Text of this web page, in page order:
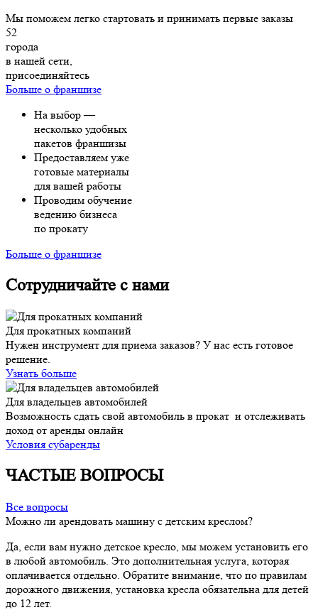
Мы поможем легко стартовать и принимать первые заказы
52
города
в нашей сети,
присоединяйтесь
Больше о франшизе
На выбор —
несколько удобных
пакетов франшизы
Предоставляем уже
готовые материалы
для вашей работы
Проводим обучение
ведению бизнеса
по прокату
Больше о франшизе
Сотрудничайте с нами
Для прокатных компаний
Нужен инструмент для приема заказов? У нас есть готовое
решение.
Узнать больше
Для владельцев автомобилей
Возможность сдать свой автомобиль в прокат и отслеживать
доход от аренды онлайн
Условия субаренды
ЧАСТЫЕ ВОПРОСЫ
Все вопросы
Можно ли арендовать машину с детским креслом?
Да, если вам нужно детское кресло, мы можем установить его
в любой автомобиль. Это дополнительная услуга, которая
оплачивается отдельно. Обратите внимание, что по правилам
дорожного движения, установка кресла обязательна для детей
до 12 лет.